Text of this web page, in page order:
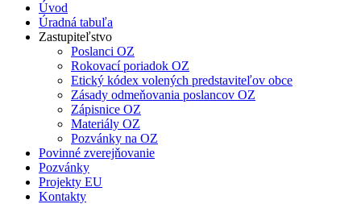
Úvod
Úradná tabuľa
Zastupiteľstvo
Poslanci OZ
Rokovací poriadok OZ
Etický kódex volených predstaviteľov obce
Zásady odmeňovania poslancov OZ
Zápisnice OZ
Materiály OZ
Pozvánky na OZ
Povinné zverejňovanie
Pozvánky
Projekty EU
Kontakty